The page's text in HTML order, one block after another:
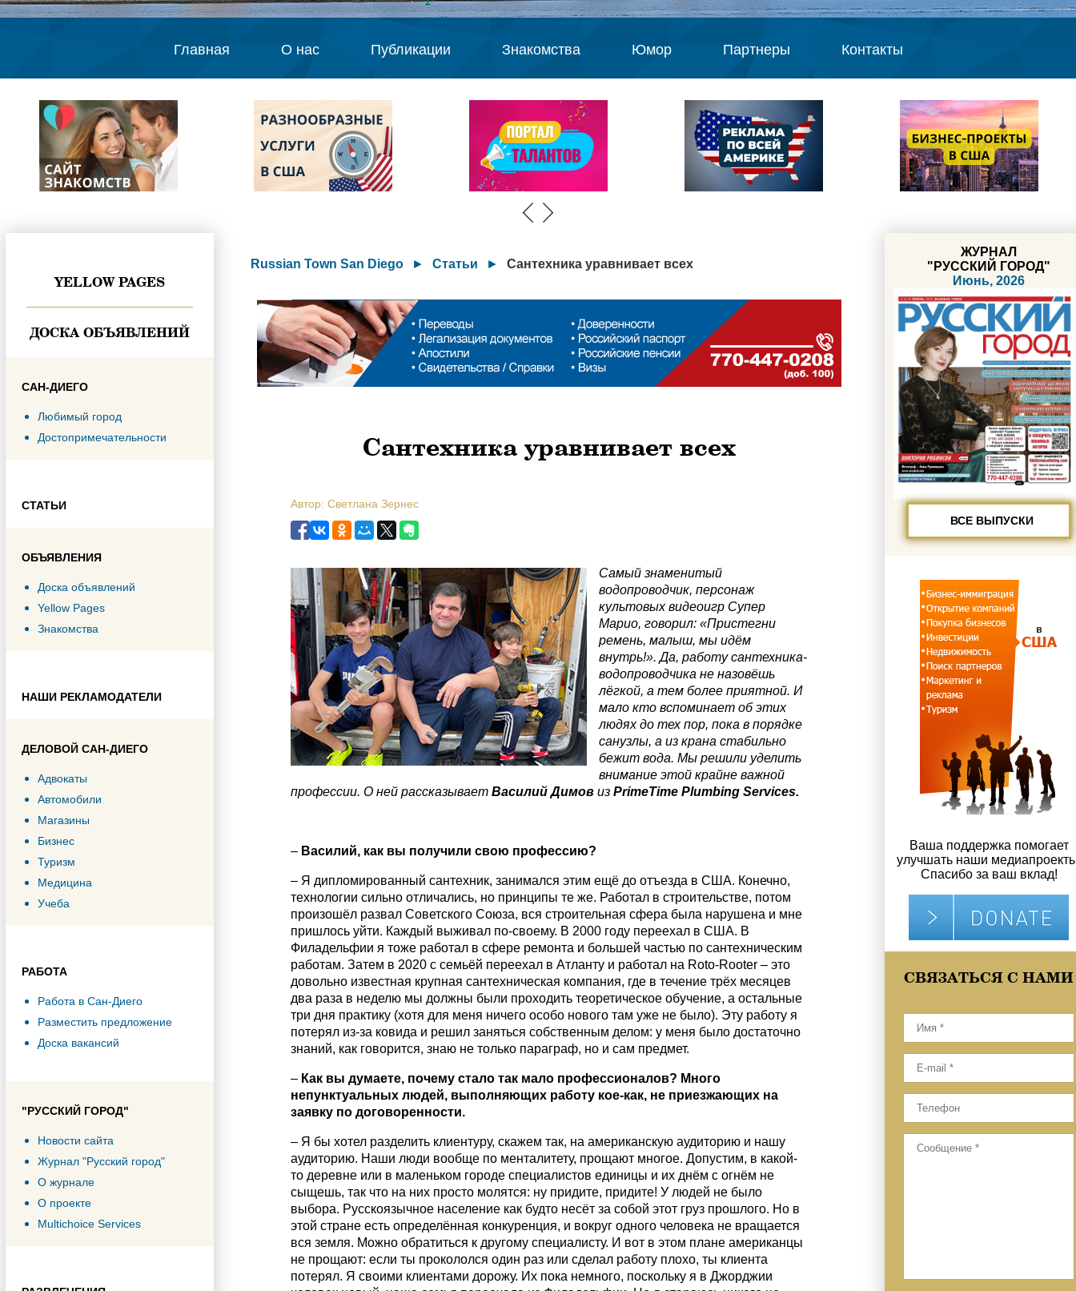
Главная О нас Публикации Знакомства Юмор Партнеры Контакты
YELLOW PAGES
ДОСКА ОБЪЯВЛЕНИЙ
САН-ДИЕГО
Любимый город
Достопримечательности
СТАТЬИ
ОБЪЯВЛЕНИЯ
Доска объявлений
Yellow Pages
Знакомства
НАШИ РЕКЛАМОДАТЕЛИ
ДЕЛОВОЙ САН-ДИЕГО
Адвокаты
Автомобили
Магазины
Бизнес
Туризм
Медицина
Учеба
РАБОТА
Работа в Сан-Диего
Разместить предложение
Доска вакансий
"РУССКИЙ ГОРОД"
Новости сайта
Журнал "Русский город"
О журнале
О проекте
Multichoice Services
Russian Town San Diego ► Статьи ► Сантехника уравнивает всех
Сантехника уравнивает всех
Автор: Светлана Зернес
Самый знаменитый
водопроводчик, персонаж
культовых видеоигр Супер
Марио, говорил: «Пристегни
ремень, малыш, мы идём
внутрь!». Да, работу сантехника-
водопроводчика не назовёшь
лёгкой, а тем более приятной. И
мало кто вспоминает об этих
людях до тех пор, пока в порядке
санузлы, а из крана стабильно
бежит вода. Мы решили уделить
внимание этой крайне важной
профессии. О ней рассказывает Василий Димов из PrimeTime Plumbing Services.
– Василий, как вы получили свою профессию?
– Я дипломированный сантехник, занимался этим ещё до отъезда в США. Конечно,
технологии сильно отличались, но принципы те же. Работал в строительстве, потом
произошёл развал Советского Союза, вся строительная сфера была нарушена и мне
пришлось уйти. Каждый выживал по-своему. В 2000 году переехал в США. В
Филадельфии я тоже работал в сфере ремонта и большей частью по сантехническим
работам. Затем в 2020 с семьёй переехал в Атланту и работал на Roto-Rooter – это
довольно известная крупная сантехническая компания, где в течение трёх месяцев
два раза в неделю мы должны были проходить теоретическое обучение, а остальные
три дня практику (хотя для меня ничего особо нового там уже не было). Эту работу я
потерял из-за ковида и решил заняться собственным делом: у меня было достаточно
знаний, как говорится, знаю не только параграф, но и сам предмет.
– Как вы думаете, почему стало так мало профессионалов? Много
непунктуальных людей, выполняющих работу кое-как, не приезжающих на
заявку по договоренности.
– Я бы хотел разделить клиентуру, скажем так, на американскую аудиторию и нашу
аудиторию. Наши люди вообще по менталитету, прощают многое. Допустим, в какой-
то деревне или в маленьком городе специалистов единицы и их днём с огнём не
сыщешь, так что на них просто молятся: ну придите, придите! У людей не было
выбора. Русскоязычное население как будто несёт за собой этот груз прошлого. Но в
этой стране есть определённая конкуренция, и вокруг одного человека не вращается
вся земля. Можно обратиться к другому специалисту. И вот в этом плане американцы
не прощают: если ты прокололся один раз или сделал работу плохо, ты клиента
потерял. Я своими клиентами дорожу. Их пока немного, поскольку я в Джорджии
ЖУРНАЛ
"РУССКИЙ ГОРОД"
Июнь, 2026
ВСЕ ВЫПУСКИ
Ваша поддержка помогает
улучшать наши
Спасибо за ваш вклад!
СВЯЗАТЬСЯ С НАМИ